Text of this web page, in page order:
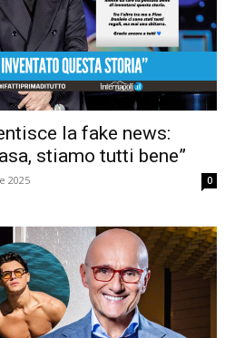
la fake news:
stiamo tutti bene”
2025 0